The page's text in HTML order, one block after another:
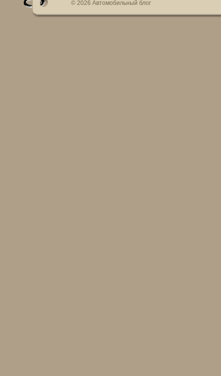
© 2026 Автомобильный блог